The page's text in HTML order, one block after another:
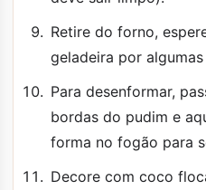
Retire do forno,
geladeira por algumas
Para desenformar,
bordas do pudim e
forma no fogão para
Decore com coco